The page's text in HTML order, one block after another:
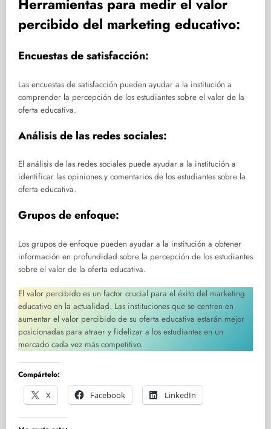
Herramientas para medir el valor
percibido del marketing educativo:
Encuestas de satisfacción:
Las encuestas de satisfacción pueden ayudar a la institución a
comprender la percepción de los estudiantes sobre el valor de la
oferta educativa.
Análisis de las redes sociales:
El análisis de las redes sociales puede ayudar a la institución a
identificar las opiniones y comentarios de los estudiantes sobre la
oferta educativa.
Grupos de enfoque:
Los grupos de enfoque pueden ayudar a la institución a obtener
información en profundidad sobre la percepción de los estudiantes
sobre el valor de la oferta educativa.
El valor percibido es un factor crucial para el éxito del marketing
educativo en la actualidad. Las instituciones que se centren en
aumentar el valor percibido de su oferta educativa estarán mejor
posicionadas para atraer y fidelizar a los estudiantes en un
mercado cada vez más competitivo.
Compártelo:
X
Facebook LinkedIn